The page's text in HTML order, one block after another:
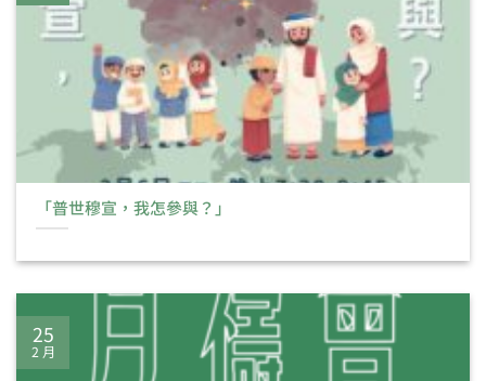
「普世穆宣，我怎參與？」
25
2 月